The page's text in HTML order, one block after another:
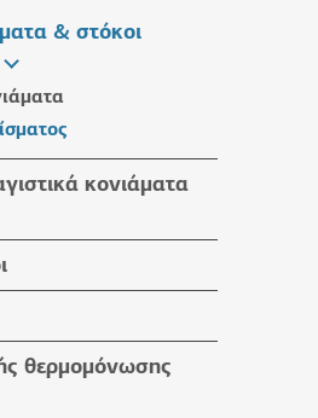
& στόκοι
κονιάματα
κονιάματα
θερμομόνωσης